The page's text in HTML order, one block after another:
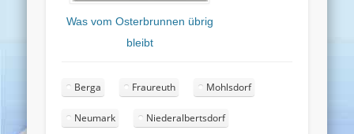
Was vom Osterbrunnen übrig
bleibt
Berga Fraureuth Mohlsdorf
Neumark Niederalbertsdorf